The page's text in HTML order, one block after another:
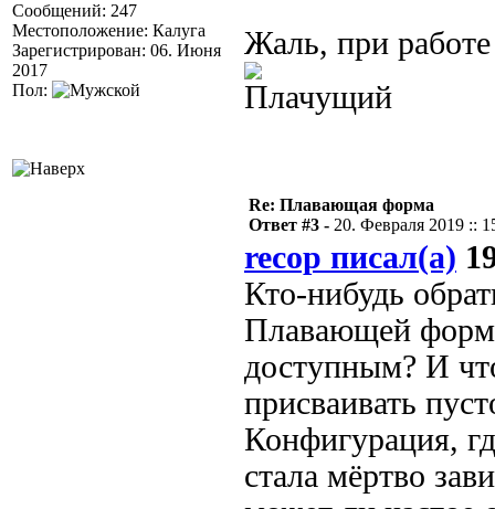
Сообщений: 247
Местоположение: Калуга
Зарегистрирован: 06. Июня
2017
Пол:
Жаль, при
Re: Плавающая форма
Ответ #3 - 20. Февраля 2019 ::
recop писал(а)
Кто-нибудь
Плавающей
доступным? И
присваивать
Конфигурация,
стала мёртво